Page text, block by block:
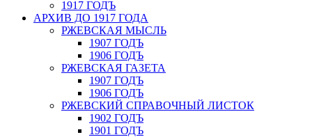
1917 ГОДЪ
АРХИВ ДО 1917 ГОДА
РЖЕВСКАЯ МЫСЛЬ
1907 ГОДЪ
1906 ГОДЪ
РЖЕВСКАЯ ГАЗЕТА
1907 ГОДЪ
1906 ГОДЪ
РЖЕВСКИЙ СПРАВОЧНЫЙ ЛИСТОК
1902 ГОДЪ
1901 ГОДЪ